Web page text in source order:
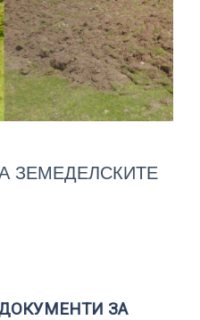
ЗЕМЕДЕЛСКИТЕ
ЗА